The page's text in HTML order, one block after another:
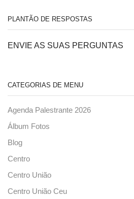
PLANTÃO DE RESPOSTAS
ENVIE AS SUAS PERGUNTAS
CATEGORIAS DE MENU
Agenda Palestrante 2026
Álbum Fotos
Blog
Centro
Centro União
Centro União Ceu